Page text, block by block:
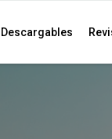
Descargables